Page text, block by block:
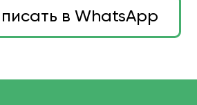
в WhatsApp